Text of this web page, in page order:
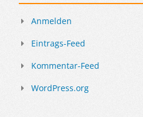
Anmelden
Eintrags-Feed
Kommentar-Feed
WordPress.org